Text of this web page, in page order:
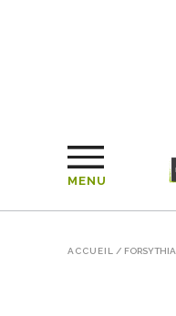
MENU
ACCUEIL / FORSYTHIA